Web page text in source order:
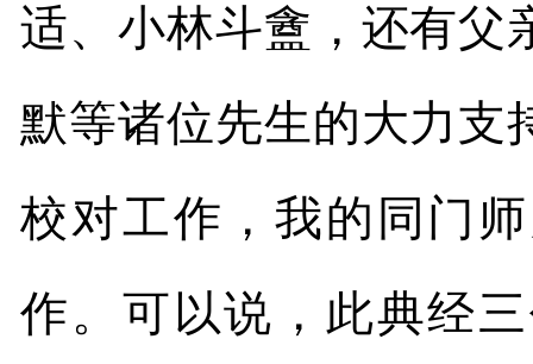
适、小林斗盦，还有父
默等诸位先生的大力支
校对工作，我的同门
作。可以说，此典经